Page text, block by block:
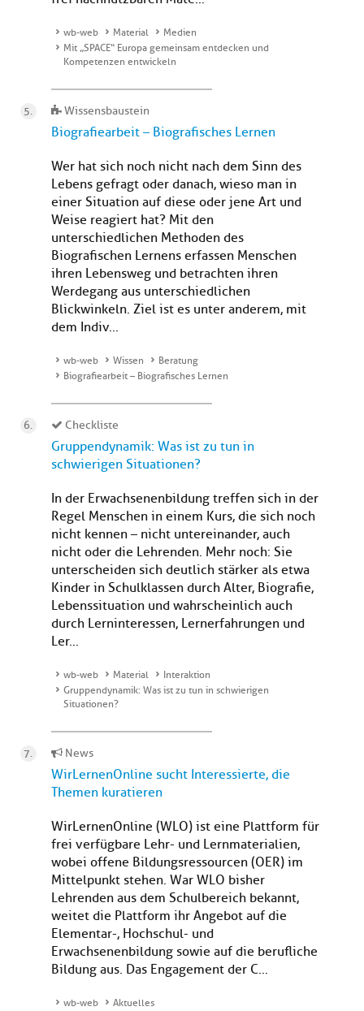
wb-web Material
Medien
Mit „SPACE“ Europa gemeinsam entdecken und
Kompetenzen entwickeln
Wissensbaustein
Biografiearbeit – Biografisches Lernen
Wer hat sich noch nicht nach dem Sinn des
Lebens gefragt oder danach, wieso man in
einer Situation auf diese oder jene Art und
Weise reagiert hat? Mit den
unterschiedlichen Methoden des
Biografischen Lernens erfassen Menschen
ihren Lebensweg und betrachten ihren
Werdegang aus unterschiedlichen
Blickwinkeln. Ziel ist es unter anderem, mit
dem Indiv...
wb-web Wissen
Beratung
Biografiearbeit – Biografisches Lernen
Checkliste
Gruppendynamik: Was ist zu tun in
schwierigen Situationen?
In der Erwachsenenbildung treffen sich in der
Regel Menschen in einem Kurs, die sich noch
nicht kennen – nicht untereinander, auch
nicht oder die Lehrenden. Mehr noch: Sie
unterscheiden sich deutlich stärker als etwa
Kinder in Schulklassen durch Alter, Biografie,
Lebenssituation und wahrscheinlich auch
durch Lerninteressen, Lernerfahrungen und
Ler...
wb-web Material
Interaktion
Gruppendynamik: Was ist zu tun in schwierigen
Situationen?
News
WirLernenOnline sucht Interessierte, die
Themen kuratieren
WirLernenOnline (WLO) ist eine Plattform für
frei verfügbare Lehr- und Lernmaterialien,
wobei offene Bildungsressourcen (OER) im
Mittelpunkt stehen. War WLO bisher
Lehrenden aus dem Schulbereich bekannt,
weitet die Plattform ihr Angebot auf die
Elementar-, Hochschul- und
Erwachsenenbildung sowie auf die berufliche
Bildung aus. Das Engagement der C...
wb-web
Aktuelles